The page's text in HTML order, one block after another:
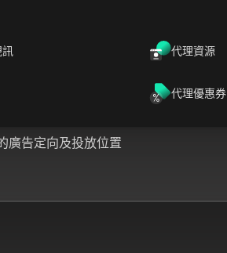
代理資源
代理優惠券
廣告定向及投放位置